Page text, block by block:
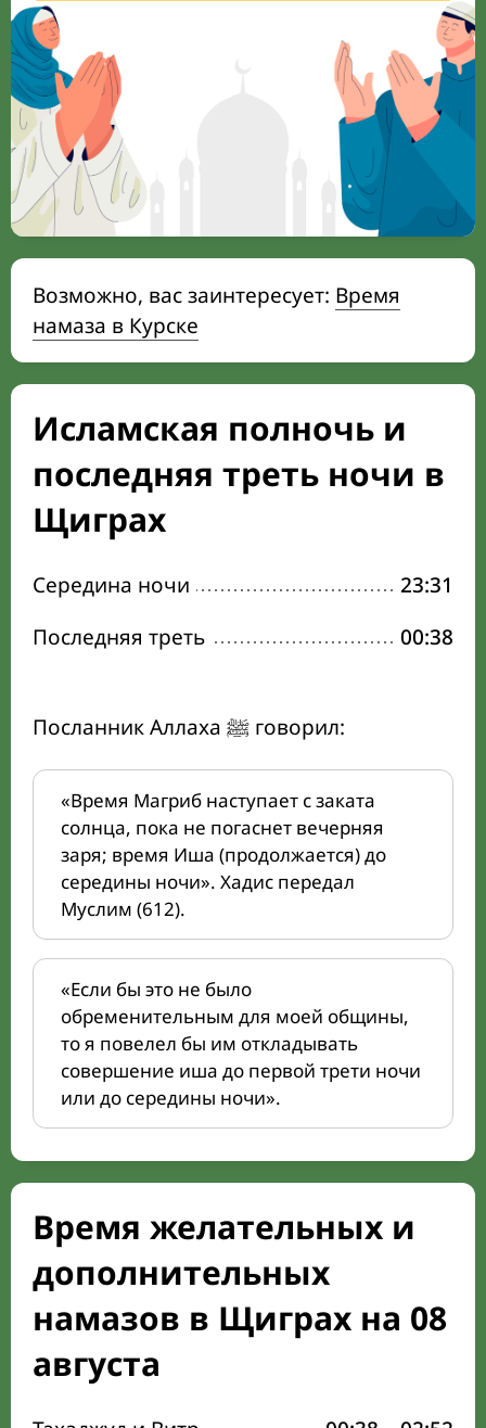
Возможно, вас заинтересует: Время
намаза в Курске
Исламская полночь и
последняя треть ночи в
Щиграх
Середина ночи
23:31
Последняя треть
00:38
Посланник Аллаха ﷺ говорил:
«Время Магриб наступает с заката
солнца, пока не погаснет вечерняя
заря; время Иша (продолжается) до
середины ночи». Хадис передал
Муслим (612).
«Если бы это не было
обременительным для моей общины,
то я повелел бы им откладывать
совершение иша до первой трети ночи
или до середины ночи».
Время желательных и
дополнительных
намазов в Щиграх на 08
августа